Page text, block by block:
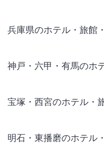
兵庫県のホテル・旅館
神戸・六甲・有馬のホ
宝塚・西宮のホテル・
明石・東播磨のホテル